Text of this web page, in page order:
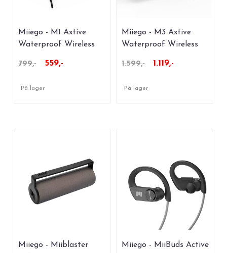
Miiego - M1 Axtive
Waterproof Wireless
799,-
559,-
På lager
Miiego - M3 Axtive
Waterproof Wireless
1.599,-
1.119,-
På lager
Miiego - Miiblaster
Miiego - MiiBuds Active